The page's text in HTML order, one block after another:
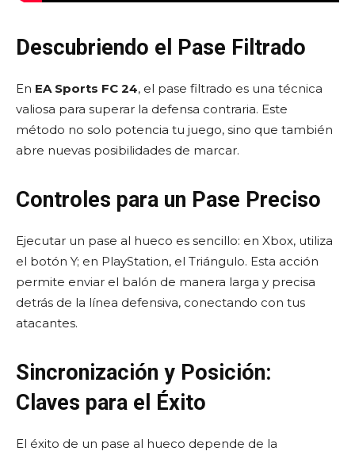
Descubriendo el Pase Filtrado
En EA Sports FC 24, el pase filtrado es una técnica
valiosa para superar la defensa contraria. Este
método no solo potencia tu juego, sino que también
abre nuevas posibilidades de marcar.
Controles para un Pase Preciso
Ejecutar un pase al hueco es sencillo: en Xbox, utiliza
el botón Y; en PlayStation, el Triángulo. Esta acción
permite enviar el balón de manera larga y precisa
detrás de la línea defensiva, conectando con tus
atacantes.
Sincronización y Posición:
Claves para el Éxito
El éxito de un pase al hueco depende de la